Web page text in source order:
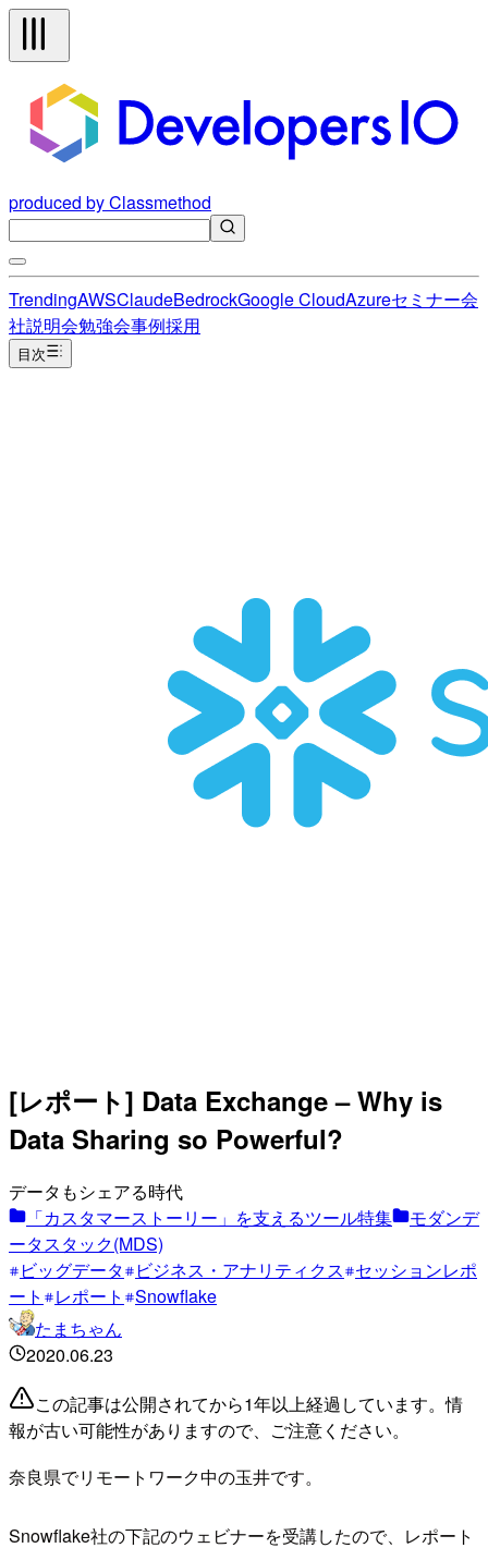
produced by Classmethod
TrendingAWSClaudeBedrockGoogle CloudAzureセミナー会
社説明会勉強会事例採用
目次
[レポート] Data Exchange – Why is
Data Sharing so Powerful?
データもシェアる時代
「カスタマーストーリー」を支えるツール特集
モダンデ
ータスタック(MDS)
ビッグデータ
ビジネス・アナリティクス セッションレポ
ート
レポート
Snowflake
たまちゃん
2020.06.23
この記事は公開されてから1年以上経過しています。情
報が古い可能性がありますので、ご注意ください。
奈良県でリモートワーク中の玉井です。
Snowflake社の下記のウェビナーを受講したので、レポート